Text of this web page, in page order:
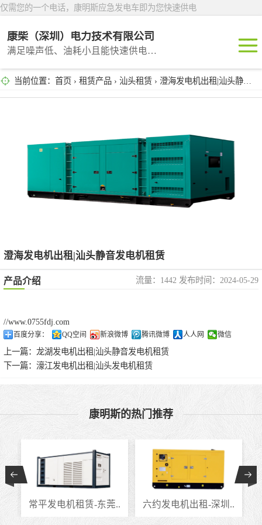
仅需您的一个电话，康明斯应急发电车即为您快速供电
康柴（深圳）电力技术有限公司
满足噪声低、油耗小且能快速供电的租赁产品
当前位置： 首页 › 租赁产品 › 汕头租赁 › 澄海发电机出租|汕头静音发电机租赁
澄海发电机出租|汕头静音发电机租赁
产品介绍 流量：1442 发布时间：2024-05-29
//www.0755fdj.com
百度分享： QQ空间 新浪微博 腾讯微博 人人网 微信
上一篇： 龙湖发电机出租|汕头静音发电机租赁
下一篇： 濠江发电机出租|汕头发电机租赁
康明斯的热门推荐
常平发电机租赁-东莞.. 六约发电机出租-深圳..
深圳租赁
汕头租赁